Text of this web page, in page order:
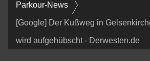
Parkour-News
[Google] Der Kußweg in
wird aufgehübscht - Derwesten.de